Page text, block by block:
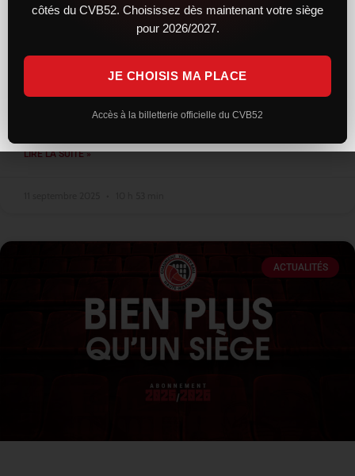
Les entraînements bientôt ouverts au
Alors que la reprise a lieu mi août pour les premiers arrivants
cette saison, comme à son habitude, le club n’a pas ouvert les
entraînements au public. Seuls quelques privilégiés
LIRE LA SUITE »
ACTUALITÉS
côtés du CVB52. Choisissez dès maintenant votre siège
pour 2026/2027.
JE CHOISIS MA PLACE
Accès à la billetterie officielle du CVB52